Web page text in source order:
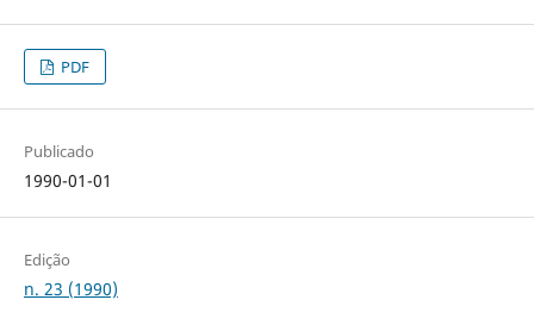
PDF
Publicado
1990-01-01
Edição
n. 23 (1990)